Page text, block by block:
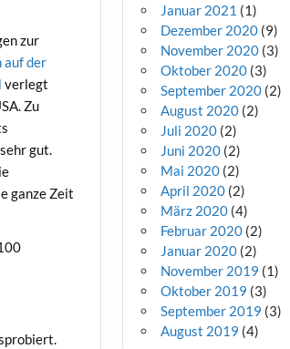
zur
auf der
verlegt
Zu
gut.
ganze Zeit
Januar 2021 (1)
Dezember 2020 (9)
November 2020 (3)
Oktober 2020 (3)
September 2020 (2)
August 2020 (2)
Juli 2020 (2)
Juni 2020 (2)
Mai 2020 (2)
April 2020 (2)
März 2020 (4)
Februar 2020 (2)
Januar 2020 (2)
November 2019 (1)
Oktober 2019 (3)
September 2019 (3)
August 2019 (4)